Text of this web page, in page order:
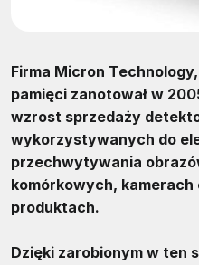
Firma Micron
pamięci zanotował w
wzrost sprzedaży
wykorzystywanych do
przechwytywania
komórkowych,
produktach.
Dzięki zarobionym w ten